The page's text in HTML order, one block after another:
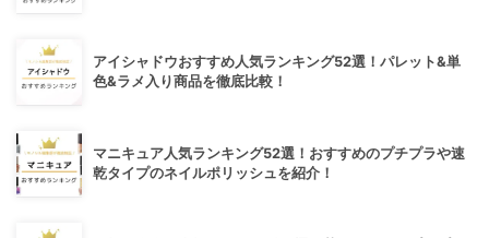
アイシャドウおすすめ人気ランキング52選！パレット&単
色&ラメ入り商品を徹底比較！
マニキュア人気ランキング52選！おすすめのプチプラや速
乾タイプのネイルポリッシュを紹介！